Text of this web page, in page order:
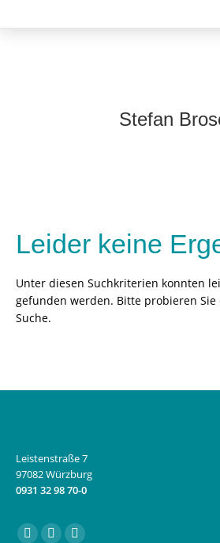
Stefan
Leider keine
Unter diesen Suchkriterien konnten
gefunden werden. Bitte probieren
Suche.
Leistenstraße 7
97082 Würzburg
0931 32 98 70-0
Finden Sie uns auf: